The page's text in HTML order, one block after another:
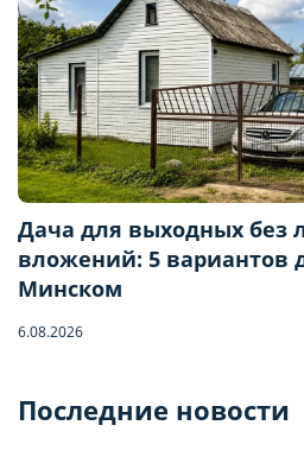
Дача для выходных без
вложений: 5 вариантов
Минском
6.08.2026
Последние новости